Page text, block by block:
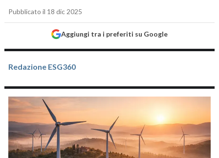
Pubblicato il 18 dic 2025
Aggiungi tra i preferiti su Google
Redazione ESG360